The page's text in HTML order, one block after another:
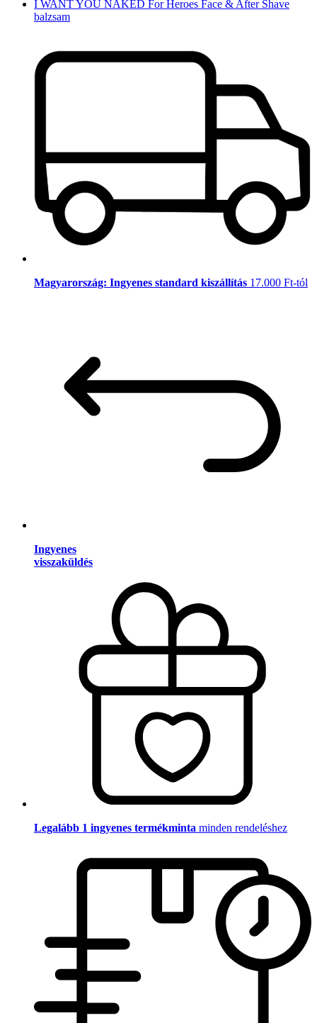
I WANT YOU NAKED For Heroes Face & After Shave
balzsam
Magyarország: Ingyenes standard kiszállítás 17.000 Ft-tól
Ingyenes
visszaküldés
Legalább 1 ingyenes termékminta minden rendeléshez